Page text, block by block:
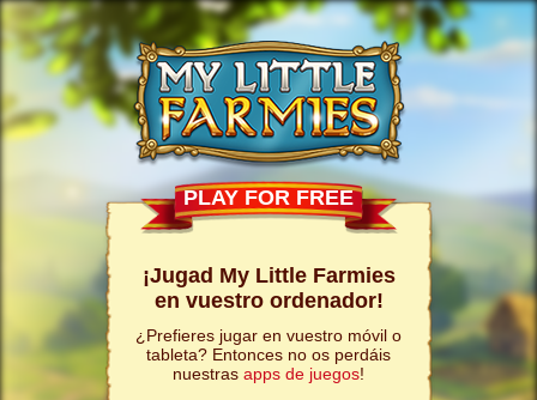
PLAY FOR FREE
¡Jugad My Little Farmies
en vuestro ordenador!
¿Prefieres jugar en vuestro móvil o
tableta? Entonces no os perdáis
nuestras apps de juegos!